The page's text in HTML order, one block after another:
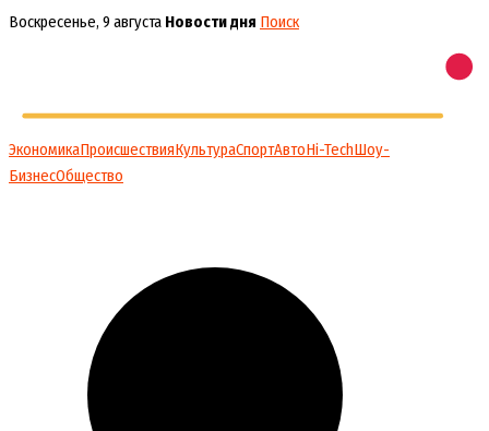
Перейти
Воскресенье, 9 августа Новости дня Поиск
ЭкономикаПроисшествияКультураСпортАвтоHi-TechШоу-
БизнесОбщество